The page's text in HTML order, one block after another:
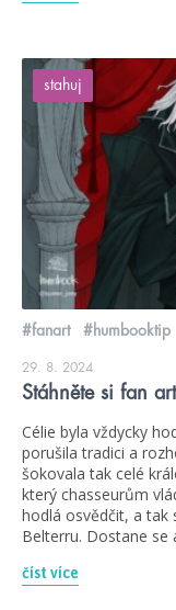
stahuj
#fanart #humbooktip
29. 8. 2024
Stáhněte si fan
Célie byla vždycky
porušila tradici a
šokovala tak celé
který chasseurům
hodlá osvědčit, a tak
Belterru. Dostane se
číst více